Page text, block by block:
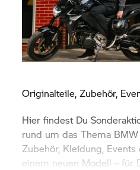
Originalteile, Zubehör,
Hier findest Du
rund um das Thema
Zubehör, Kleidung,
einem neuen Modell – für